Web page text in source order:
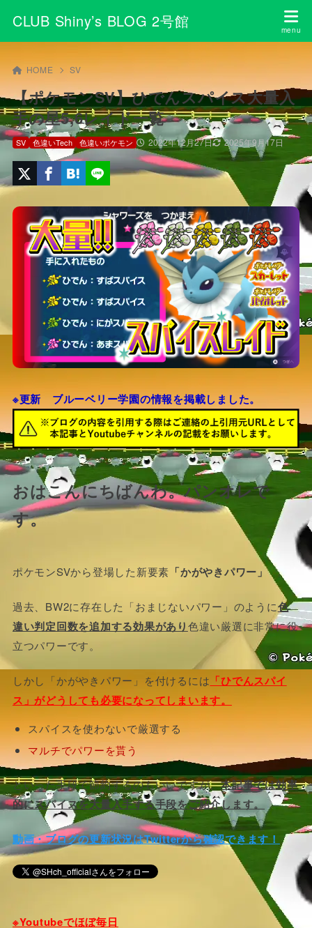
CLUB Shiny’s BLOG 2号館
HOME SV
【ポケモンSV】ひでんスパイス大量入
手の星5,6レイド一覧
2022年12月27日 2025年9月17日
SV 色違いTech 色違いポケモン
※更新 ブルーベリー学園の情報を掲載しました。
おはこんにちばんわ。パンオレで
す。
ポケモンSVから登場した新要素 「かがやきパワー」
過去、BW2に存在した「おまじないパワー」のように色
違い判定回数を追加する効果があり色違い厳選に非常に役
立つパワーです。
しかし「かがやきパワー」を付けるには 「ひでんスパイ
ス」がどうしても必要になってしまいます。
スパイスを使わないで厳選する
マルチでパワーを貰う
といった手段で節約するのもいいですが、本記事では効率
的にスパイスを大量入手する手段をご紹介します。
動画・ブログの更新状況はTwitterから確認できます！
※Youtubeでほぼ毎日